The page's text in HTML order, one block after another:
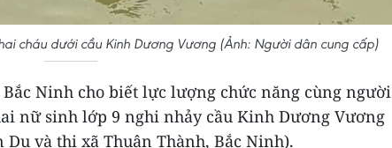
cháu dưới cầu Kinh Dương Vương (Ảnh: Người dân cung cấp)
Bắc Ninh cho biết lực lượng chức năng cùng người
nữ sinh lớp 9 nghi nhảy cầu Kinh Dương Vương
và thị xã Thuận Thành, Bắc Ninh).